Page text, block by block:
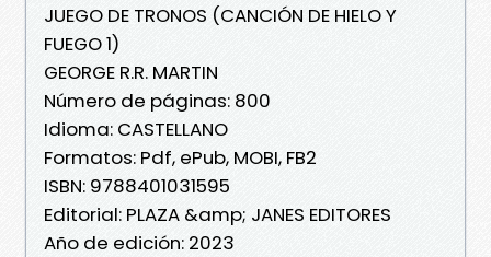
JUEGO DE TRONOS (CANCIÓN DE HIELO Y
FUEGO 1)
GEORGE R.R. MARTIN
Número de páginas: 800
Idioma: CASTELLANO
Formatos: Pdf, ePub, MOBI, FB2
ISBN: 9788401031595
Editorial: PLAZA &amp; JANES EDITORES
Año de edición: 2023